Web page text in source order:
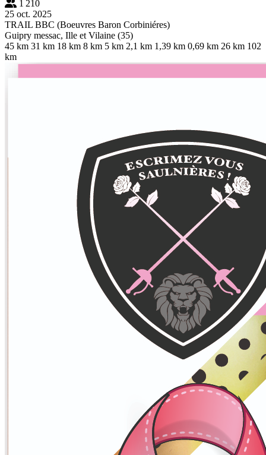
1 210
25 oct. 2025
TRAIL BBC (Boeuvres Baron Corbiniéres)
Guipry messac, Ille et Vilaine (35)
45 km 31 km 18 km 8 km 5 km 2,1 km 1,39 km 0,69 km 26 km 102
km